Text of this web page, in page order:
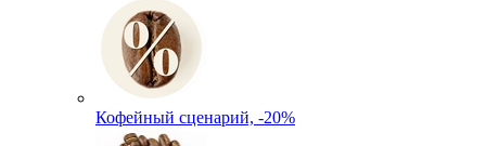
Кофейный сценарий, -20%